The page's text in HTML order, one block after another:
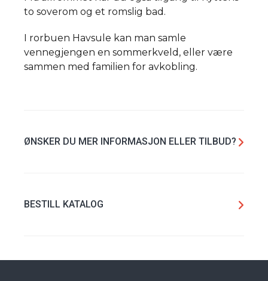
to soverom og et romslig bad.
I rorbuen Havsule kan man samle
vennegjengen en sommerkveld, eller være
sammen med familien for avkobling.
ØNSKER DU MER INFORMASJON ELLER TILBUD?
BESTILL KATALOG